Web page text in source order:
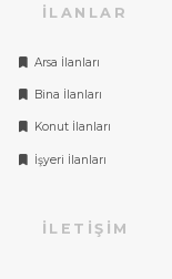
İLANLAR
Arsa İlanları
Bina İlanları
Konut İlanları
İşyeri İlanları
İLETIŞIM